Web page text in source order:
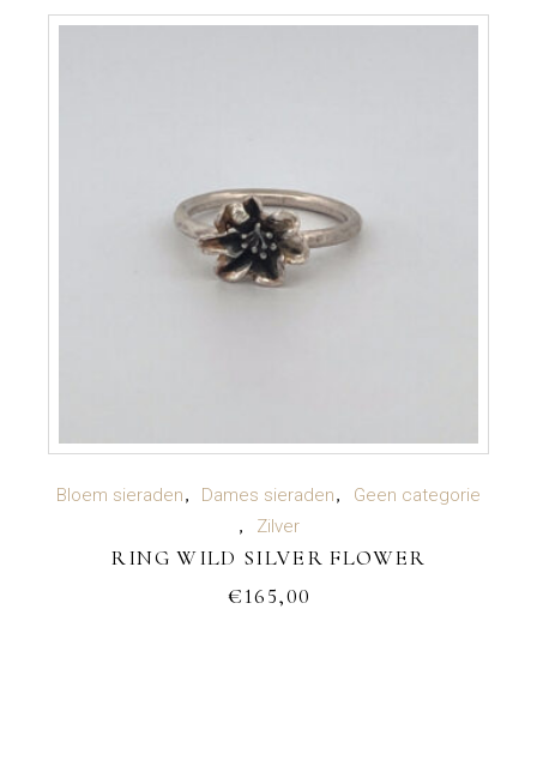
TOEVOEGEN AAN WINKELWAGEN
Bloem sieraden Dames sieraden
Geen categorie
Zilver
RING WILD SILVER FLOWER
€165,00